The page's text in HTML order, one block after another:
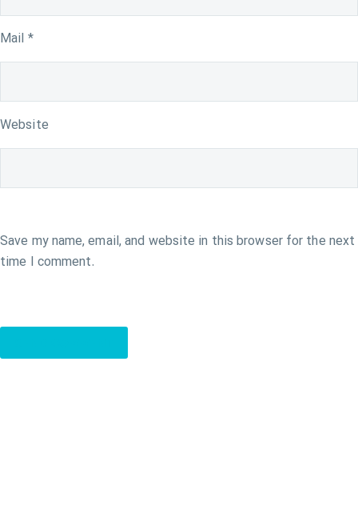
Mail *
Website
Save my name, email, and website in this browser for the next
time I comment.